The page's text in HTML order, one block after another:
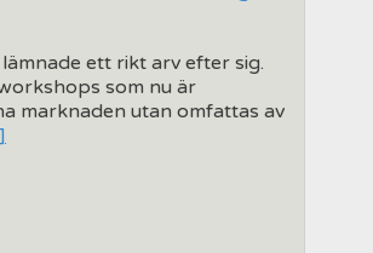
ett rikt arv efter sig.
som nu är
marknaden utan omfattas av